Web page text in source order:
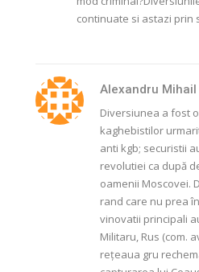
continuate si astazi prin
Alexandru
Diversiunea a fost
kaghebistilor
anti kgb; securistii
revolutiei ca după
oamenii Moscovei.
rand care nu prea
vinovatii principali
Militaru, Rus (com.
rețeaua gru